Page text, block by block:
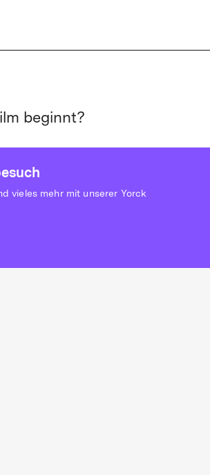
beginnt?
vieles mehr mit unserer Yorck